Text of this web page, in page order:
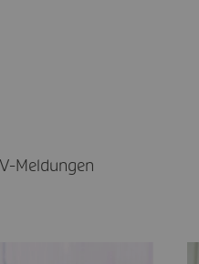
Meldungen